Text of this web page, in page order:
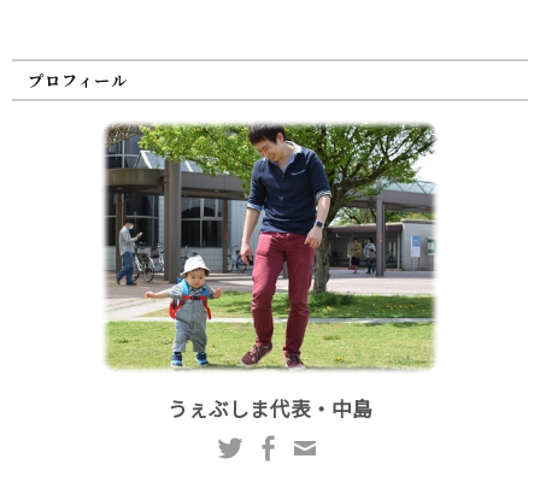
プロフィール
うぇぶしま代表・中島